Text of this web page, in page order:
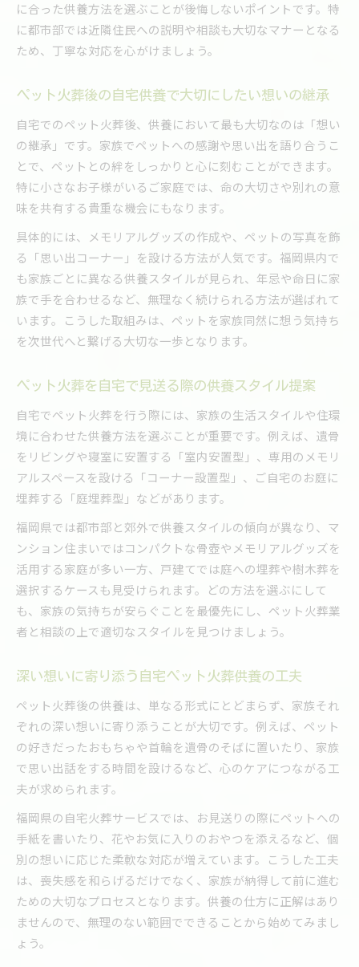
に合った供養方法を選ぶことが後悔しないポイントです。特
に都市部では近隣住民への説明や相談も大切なマナーとなる
ため、丁寧な対応を心がけましょう。
ペット火葬後の自宅供養で大切にしたい想いの継承
自宅でのペット火葬後、供養において最も大切なのは「想い
の継承」です。家族でペットへの感謝や思い出を語り合うこ
とで、ペットとの絆をしっかりと心に刻むことができます。
特に小さなお子様がいるご家庭では、命の大切さや別れの意
味を共有する貴重な機会にもなります。
具体的には、メモリアルグッズの作成や、ペットの写真を飾
る「思い出コーナー」を設ける方法が人気です。福岡県内で
も家族ごとに異なる供養スタイルが見られ、年忌や命日に家
族で手を合わせるなど、無理なく続けられる方法が選ばれて
います。こうした取組みは、ペットを家族同然に想う気持ち
を次世代へと繋げる大切な一歩となります。
ペット火葬を自宅で見送る際の供養スタイル提案
自宅でペット火葬を行う際には、家族の生活スタイルや住環
境に合わせた供養方法を選ぶことが重要です。例えば、遺骨
をリビングや寝室に安置する「室内安置型」、専用のメモリ
アルスペースを設ける「コーナー設置型」、ご自宅のお庭に
埋葬する「庭埋葬型」などがあります。
福岡県では都市部と郊外で供養スタイルの傾向が異なり、マ
ンション住まいではコンパクトな骨壺やメモリアルグッズを
活用する家庭が多い一方、戸建てでは庭への埋葬や樹木葬を
選択するケースも見受けられます。どの方法を選ぶにして
も、家族の気持ちが安らぐことを最優先にし、ペット火葬業
者と相談の上で適切なスタイルを見つけましょう。
深い想いに寄り添う自宅ペット火葬供養の工夫
ペット火葬後の供養は、単なる形式にとどまらず、家族それ
ぞれの深い想いに寄り添うことが大切です。例えば、ペット
の好きだったおもちゃや首輪を遺骨のそばに置いたり、家族
で思い出話をする時間を設けるなど、心のケアにつながる工
夫が求められます。
福岡県の自宅火葬サービスでは、お見送りの際にペットへの
手紙を書いたり、花やお気に入りのおやつを添えるなど、個
別の想いに応じた柔軟な対応が増えています。こうした工夫
は、喪失感を和らげるだけでなく、家族が納得して前に進む
ための大切なプロセスとなります。供養の仕方に正解はあり
ませんので、無理のない範囲でできることから始めてみまし
ょう。